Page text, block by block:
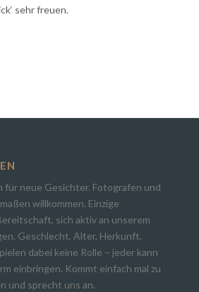
sehr freuen.
für neue Gesichter. Fotografen und
willkommen. Einzige
sich aktiv an unserem
Geschlecht, Alter, Herkunft,
dabei keine Rolle – jeder kann
einbringen. Kommt einfach mal zu
und sprecht uns an.